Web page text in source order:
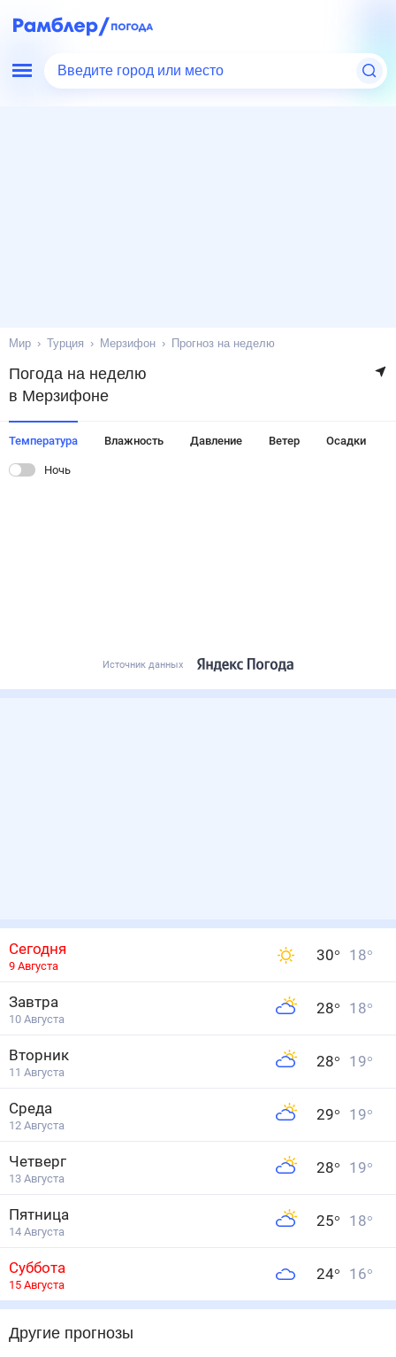
Введите город или место
Мир Турция Мерзифон Прогноз на неделю
Погода на неделю
в Мерзифоне
Температура Влажность Давление Ветер Осадки
Ночь
Источник данных
Сегодня
9 Августа
30° 18°
Завтра
10 Августа
28° 18°
Вторник
11 Августа
28° 19°
Среда
12 Августа
29° 19°
Четверг
13 Августа
28° 19°
Пятница
14 Августа
25° 18°
Суббота
15 Августа
24° 16°
Другие прогнозы